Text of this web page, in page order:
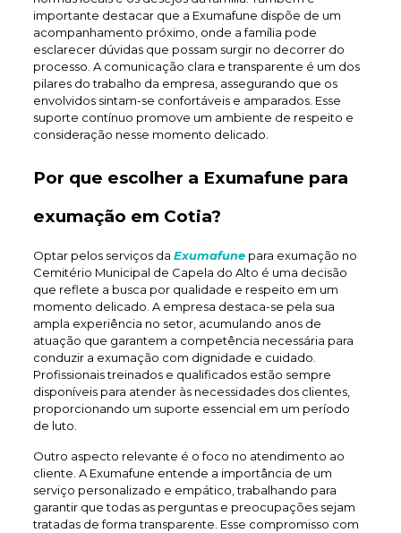
importante destacar que a Exumafune dispõe de um
acompanhamento próximo, onde a família pode
esclarecer dúvidas que possam surgir no decorrer do
processo. A comunicação clara e transparente é um dos
pilares do trabalho da empresa, assegurando que os
envolvidos sintam-se confortáveis e amparados. Esse
suporte contínuo promove um ambiente de respeito e
consideração nesse momento delicado.
Por que escolher a Exumafune para
exumação em Cotia?
Optar pelos serviços da Exumafunepara exumação no
Cemitério Municipal de Capela do Alto é uma decisão
que reflete a busca por qualidade e respeito em um
momento delicado. A empresa destaca-se pela sua
ampla experiência no setor, acumulando anos de
atuação que garantem a competência necessária para
conduzir a exumação com dignidade e cuidado.
Profissionais treinados e qualificados estão sempre
disponíveis para atender às necessidades dos clientes,
proporcionando um suporte essencial em um período
de luto.
Outro aspecto relevante é o foco no atendimento ao
cliente. A Exumafune entende a importância de um
serviço personalizado e empático, trabalhando para
garantir que todas as perguntas e preocupações sejam
tratadas de forma transparente. Esse compromisso com